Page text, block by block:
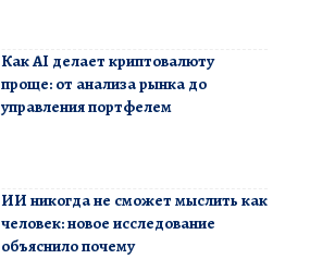
Как AI делает криптовалюту
проще: от анализа рынка до
управления портфелем
ИИ никогда не сможет мыслить как
человек: новое исследование
объяснило почему